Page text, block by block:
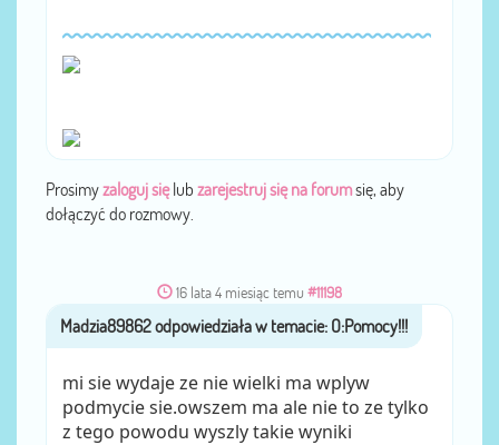
Prosimyzaloguj sięlub zarejestruj się na forumsię, aby
dołączyć do rozmowy.
16 lata 4 miesiąc temu #11198
przezMadzia89862
mi sie wydaje ze nie wielki ma wplyw
podmycie sie.owszem ma ale nie to ze tylko
z tego powodu wyszly takie wyniki